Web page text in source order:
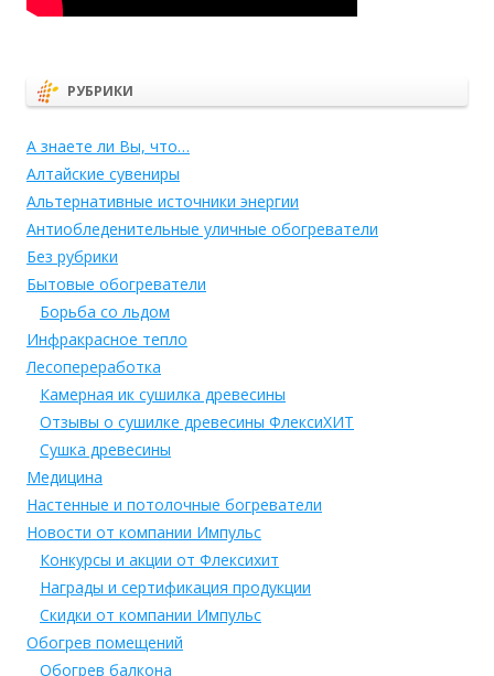
РУБРИКИ
А знаете ли Вы, что…
Алтайские сувениры
Альтернативные источники энергии
Антиобледенительные уличные обогреватели
Без рубрики
Бытовые обогреватели
Борьба со льдом
Инфракрасное тепло
Лесопереработка
Камерная ик сушилка древесины
Отзывы о сушилке древесины ФлексиХИТ
Сушка древесины
Медицина
Настенные и потолочные богреватели
Новости от компании Импульс
Конкурсы и акции от Флексихит
Награды и сертификация продукции
Скидки от компании Импульс
Обогрев помещений
Обогрев балкона